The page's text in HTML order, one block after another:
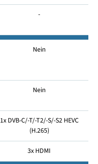
-
Nein
Nein
1x DVB-C/-T/-T2/-S/-S2 HEVC
(H.265)
3x HDMI